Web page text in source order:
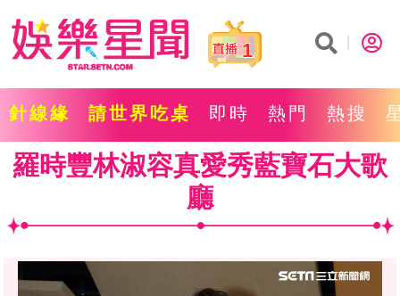
1
針線緣 請世界吃桌 即時 熱門 熱搜
羅時豐林淑容真愛秀藍寶石大歌
廳